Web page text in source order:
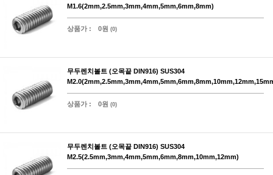
M1.6(2mm,2.5mm,3mm,4mm,5mm,6mm,8mm)
상품가 : 0원 (0)
무두렌치볼트 (오목끝 DIN916) SUS304
상품가 : 0원 (0)
무두렌치볼트 (오목끝 DIN916) SUS304
M2.5(2.5mm,3mm,4mm,5mm,6mm,8mm,10mm,12mm)